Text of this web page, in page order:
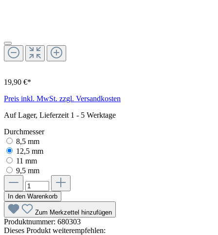
19,90 €*
Preis inkl. MwSt. zzgl. Versandkosten
Auf Lager, Lieferzeit 1 - 5 Werktage
Durchmesser
8,5 mm
12,5 mm
11 mm
9,5 mm
In den Warenkorb
Zum Merkzettel hinzufügen
Produktnummer: 680303
Dieses Produkt weiterempfehlen: